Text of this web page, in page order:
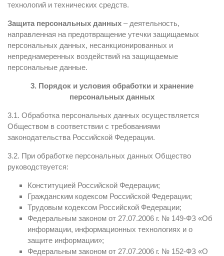
технологий и технических средств.
Защита персональных данных – деятельность,
направленная на предотвращение утечки защищаемых
персональных данных, несанкционированных и
непреднамеренных воздействий на защищаемые
персональные данные.
3. Порядок и условия обработки и хранение
персональных данных
3.1. Обработка персональных данных осуществляется
Обществом в соответствии с требованиями
законодательства Российской Федерации.
3.2. При обработке персональных данных Общество
руководствуется:
Конституцией Российской Федерации;
Гражданским кодексом Российской Федерации;
Трудовым кодексом Российской Федерации;
Федеральным законом от 27.07.2006 г. № 149-ФЗ «Об
информации, информационных технологиях и о
защите информации»;
Федеральным законом от 27.07.2006 г. № 152-ФЗ «О